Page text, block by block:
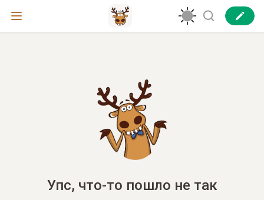
Упс, что-то пошло не так